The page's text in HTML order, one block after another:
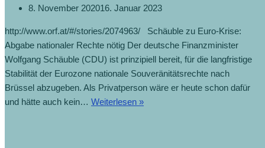
8. November 202016. Januar 2023
http://www.orf.at/#/stories/2074963/ Schäuble zu Euro-Krise:
Abgabe nationaler Rechte nötig Der deutsche Finanzminister
Wolfgang Schäuble (CDU) ist prinzipiell bereit, für die langfristige
Stabilität der Eurozone nationale Souveränitätsrechte nach
Brüssel abzugeben. Als Privatperson wäre er heute schon dafür
und hätte auch kein… Weiterlesen »